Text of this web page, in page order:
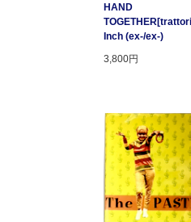
HAND
Inch (ex-/ex-)
3,800円